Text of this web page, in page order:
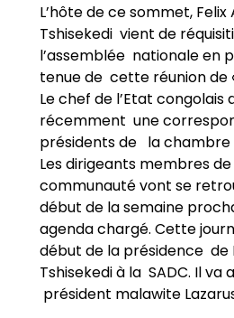
L’hôte de ce sommet, Felix
Tshisekedi vient de
l’assemblée nationale en
tenue de cette réunion de
Le chef de l’Etat congolais
récemment une
présidents de la chambre
Les dirigeants membres
communauté vont se
début de la semaine
agenda chargé. Cette
début de la présidence de
Tshisekedi à la SADC. Il va
président malawite